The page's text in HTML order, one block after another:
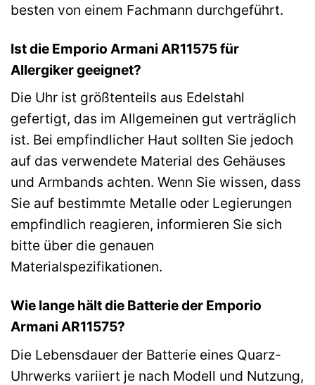
besten von einem Fachmann durchgeführt.
Ist die Emporio Armani AR11575 für
Allergiker geeignet?
Die Uhr ist größtenteils aus Edelstahl
gefertigt, das im Allgemeinen gut verträglich
ist. Bei empfindlicher Haut sollten Sie jedoch
auf das verwendete Material des Gehäuses
und Armbands achten. Wenn Sie wissen, dass
Sie auf bestimmte Metalle oder Legierungen
empfindlich reagieren, informieren Sie sich
bitte über die genauen
Materialspezifikationen.
Wie lange hält die Batterie der Emporio
Armani AR11575?
Die Lebensdauer der Batterie eines Quarz-
Uhrwerks variiert je nach Modell und Nutzung,